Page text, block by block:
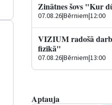
Zinātnes šovs "Kur
07.08.26|Bērniem|12:00
VIZIUM radošā
fizikā"
07.08.26|Bērniem|13:00
Aptauja